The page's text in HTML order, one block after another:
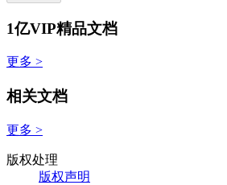
1亿VIP精品文档
更多 >
相关文档
更多 >
版权处理
版权声明